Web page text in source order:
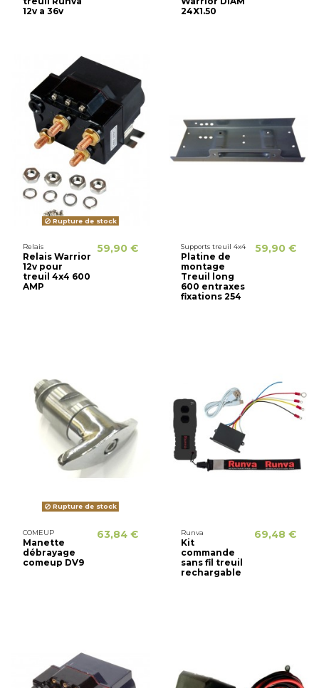
12v a 36v
24X1.50
Rupture de stock
Relais
Relais Warrior
12v pour
treuil 4x4 600
AMP
59,90 € Supports treuil 4x4
Platine de
montage
Treuil long
600 entraxes
fixations 254
59,90 €
Rupture de stock
COMEUP
Manette
débrayage
comeup DV9
63,84 € Runva
Kit
commande
sans fil treuil
rechargable
69,48 €